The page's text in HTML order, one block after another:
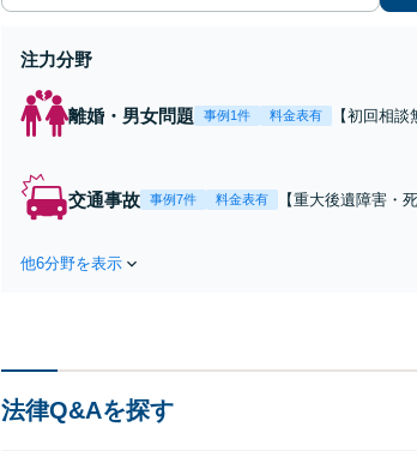
注力分野
離婚・男女問題 事例1件 料金表有
【初回相
係不存在確
交通事故 事例7件 料金表有
【重大後遺障害・
他6分野を表示
法律Q&Aを探す